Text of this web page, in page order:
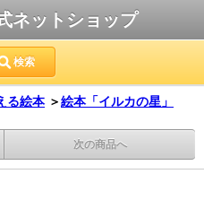
ネットショップ
検索
る絵本 ＞絵本「イルカの星」
次の商品へ